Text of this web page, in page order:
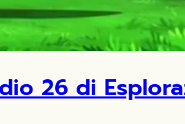
26 di